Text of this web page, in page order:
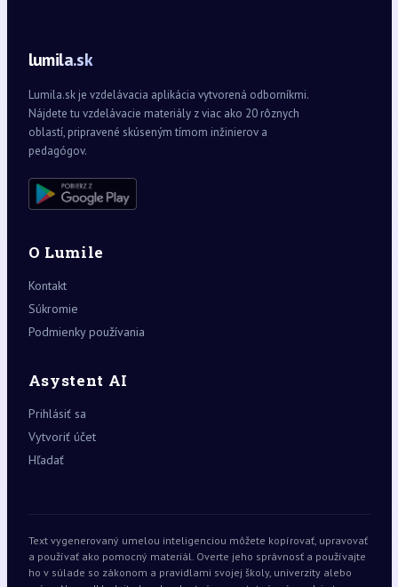
lumila.sk
Lumila.sk je vzdelávacia aplikácia vytvorená odborníkmi.
Nájdete tu vzdelávacie materiály z viac ako 20 rôznych
oblastí, pripravené skúseným tímom inžinierov a
pedagógov.
O Lumile
Kontakt
Súkromie
Podmienky používania
Asystent AI
Prihlásiť sa
Vytvoriť účet
Hľadať
Text vygenerovaný umelou inteligenciou môžete kopírovať, upravovať
a používať ako pomocný materiál. Overte jeho správnosť a používajte
ho v súlade so zákonom a pravidlami svojej školy, univerzity alebo